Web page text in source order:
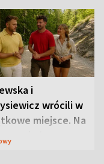
i
wrócili w
miejsce. Na
czekał